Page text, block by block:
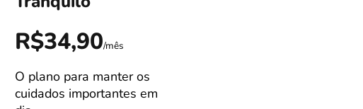
R$34,90/mês
O plano para manter os
cuidados importantes em